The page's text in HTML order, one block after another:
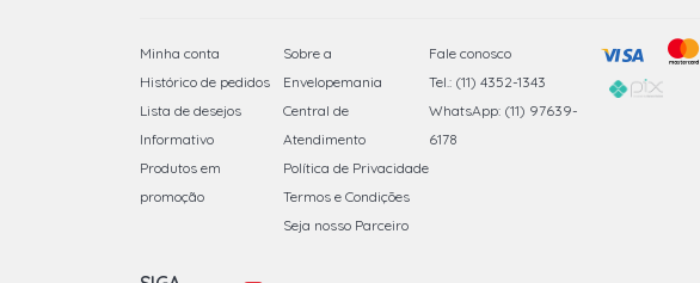
Minha conta
Histórico de pedidos
Lista de desejos
Informativo
Produtos em
promoção
Sobre a
Envelopemania
Central de
Atendimento
Política de Privacidade
Termos e Condições
Seja nosso Parceiro
Fale conosco
Tel.: (11) 4352-1343
WhatsApp: (11) 97639-
6178